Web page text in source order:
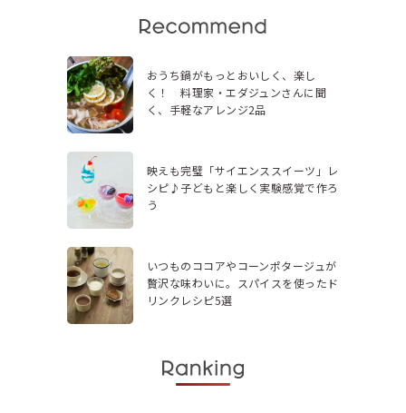
おうち鍋がもっとおいしく、楽し
く！ 料理家・エダジュンさんに聞
く、手軽なアレンジ2品
映えも完璧「サイエンススイーツ」レ
シピ♪子どもと楽しく実験感覚で作ろ
う
いつものココアやコーンポタージュが
贅沢な味わいに。スパイスを使ったド
リンクレシピ5選